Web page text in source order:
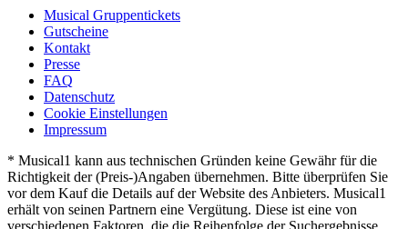
Musical Gruppentickets
Gutscheine
Kontakt
Presse
FAQ
Datenschutz
Cookie Einstellungen
Impressum
* Musical1 kann aus technischen Gründen keine Gewähr für die
Richtigkeit der (Preis-)Angaben übernehmen. Bitte überprüfen Sie
vor dem Kauf die Details auf der Website des Anbieters. Musical1
erhält von seinen Partnern eine Vergütung. Diese ist eine von
verschiedenen Faktoren, die die Reihenfolge der Suchergebnisse